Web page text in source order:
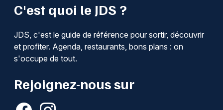
C'est quoi le JDS ?
JDS, c'est le guide de référence pour sortir, découvrir
et profiter. Agenda, restaurants, bons plans : on
s'occupe de tout.
Rejoignez-nous sur